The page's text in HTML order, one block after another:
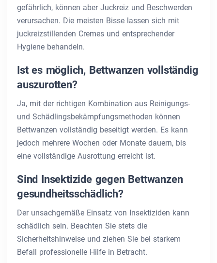
gefährlich, können aber Juckreiz und Beschwerden
verursachen. Die meisten Bisse lassen sich mit
juckreizstillenden Cremes und entsprechender
Hygiene behandeln.
Ist es möglich, Bettwanzen vollständig
auszurotten?
Ja, mit der richtigen Kombination aus Reinigungs-
und Schädlingsbekämpfungsmethoden können
Bettwanzen vollständig beseitigt werden. Es kann
jedoch mehrere Wochen oder Monate dauern, bis
eine vollständige Ausrottung erreicht ist.
Sind Insektizide gegen Bettwanzen
gesundheitsschädlich?
Der unsachgemäße Einsatz von Insektiziden kann
schädlich sein. Beachten Sie stets die
Sicherheitshinweise und ziehen Sie bei starkem
Befall professionelle Hilfe in Betracht.